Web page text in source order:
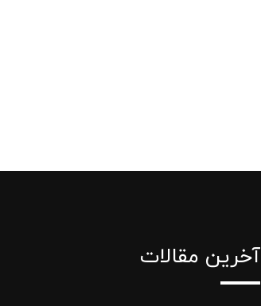
آخرین مقالات